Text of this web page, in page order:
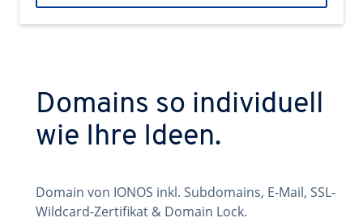
Domains so individuell
wie Ihre Ideen.
Domain von IONOS inkl. Subdomains, E-Mail, SSL-
Wildcard-Zertifikat & Domain Lock.